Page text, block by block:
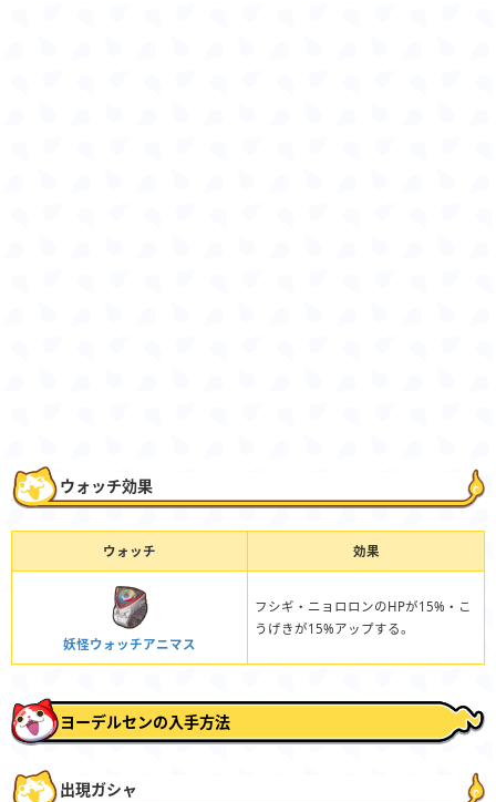
ウォッチ効果
ウォッチ 効果
妖怪ウォッチアニマス
フシギ・ニョロロンのHPが15%・こ
うげきが15%アップする。
ヨーデルセンの入手方法
出現ガシャ